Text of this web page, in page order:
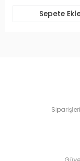
Sepete